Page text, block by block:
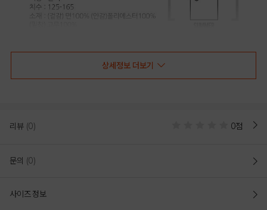
상세정보 더보기
리뷰 (0) 0점
문의 (0)
사이즈 정보